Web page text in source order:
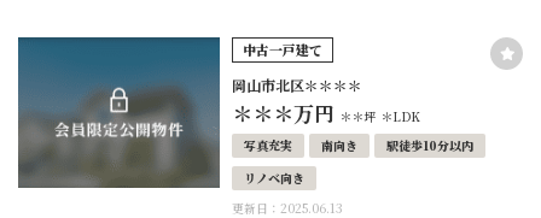
中古一戸建て
岡山市北区＊＊＊＊
＊＊＊万円 ＊＊坪 ＊LDK
写真充実
南向き
駅徒歩10分以内
リノベ向き
更新日：2025.06.13